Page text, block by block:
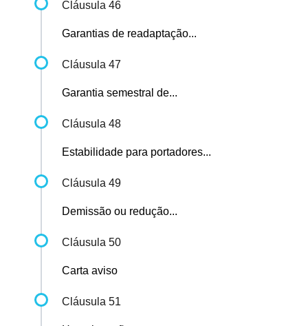
Cláusula 46
Garantias de readaptação...
Cláusula 47
Garantia semestral de...
Cláusula 48
Estabilidade para portadores...
Cláusula 49
Demissão ou redução...
Cláusula 50
Carta aviso
Cláusula 51